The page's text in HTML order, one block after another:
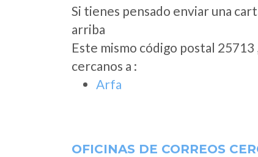
Si tienes pensado enviar una
arriba
Este mismo código postal
cercanos a :
Arfa
OFICINAS DE CORREOS